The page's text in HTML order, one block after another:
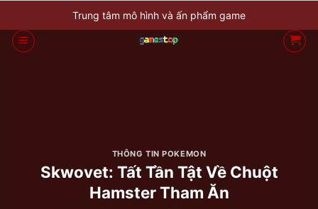
qua
nội
Trung tâm mô hình và ấn phẩm game
THÔNG TIN POKEMON
Skwovet: Tất Tần Tật Về Chuột
Hamster Tham Ăn